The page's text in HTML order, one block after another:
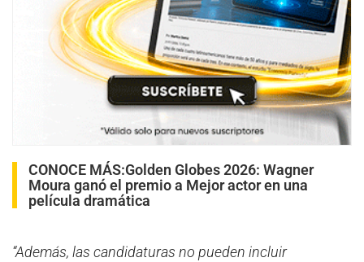
CONOCE MÁS:Golden Globes 2026: Wagner
Moura ganó el premio a Mejor actor en una
película dramática
“Además, las candidaturas no pueden incluir